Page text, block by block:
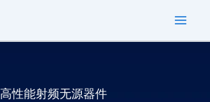
高性能射频无源器件